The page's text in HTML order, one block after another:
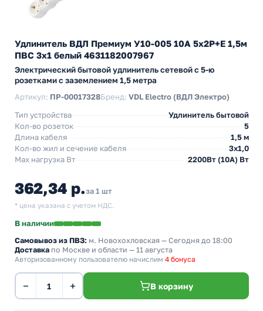
Удлинитель ВДЛ Премиум У10-005 10А 5х2P+E 1,5м
ПВС 3х1 белый 4631182007967
Электрический бытовой удлинитель сетевой с 5-ю
розетками с заземлением 1,5 метра
Артикул: ПР-00017328Бренд: VDL Electro (ВДЛ Электро)
Тип устройства
Удлинитель бытовой
Кол-во розеток
5
Длина кабеля
1,5 м
Кол-во жил и сечение кабеля
3х1,0
Max нагрузка Вт
2200Вт (10А) Вт
362,34 р.за 1 шт
* цена указана с учетом НДС.
В наличии
Самовывоз из ПВЗ: м. Новохохловская — Сегодня до 18:00
Доставка по Москве и области — 11 августа
Авторизованному пользователю начислим 4 бонуса
− + В корзину